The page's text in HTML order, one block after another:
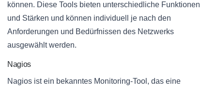
können. Diese Tools bieten unterschiedliche Funktionen
und Stärken und können individuell je nach den
Anforderungen und Bedürfnissen des Netzwerks
ausgewählt werden.
Nagios
Nagios ist ein bekanntes Monitoring-Tool, das eine